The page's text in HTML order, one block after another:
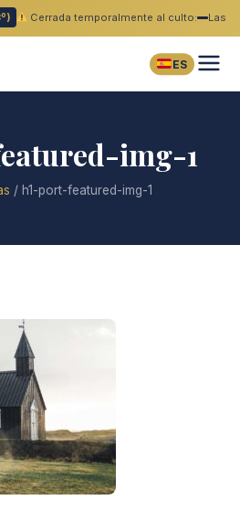
Cerrada temporalmente al culto: Las
ES
img-1
/ h1-port-featured-img-1